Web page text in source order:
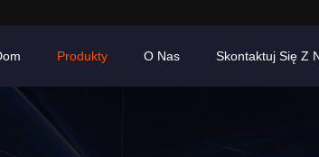
Produkty O Nas Skontaktuj Się Z